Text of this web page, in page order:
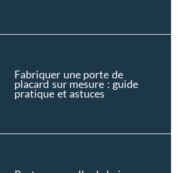
Fabriquer une porte de
placard sur mesure : guide
pratique et astuces